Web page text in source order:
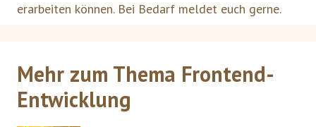
erarbeiten können. Bei Bedarf meldet euch gerne.
Mehr zum Thema Frontend-
Entwicklung